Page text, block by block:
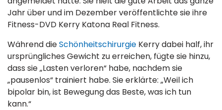
Jahr über und im Dezember veröffentlichte sie ihre
Fitness-DVD Kerry Katona Real Fitness.
Während dieSchönheitschirurgie Kerry dabei half, ihr
ursprüngliches Gewicht zu erreichen, fügte sie hinzu,
dass sie „Lasten verloren“ habe, nachdem sie
„pausenlos“ trainiert habe. Sie erklärte: „Weil ich
bipolar bin, ist Bewegung das Beste, was ich tun
kann.“